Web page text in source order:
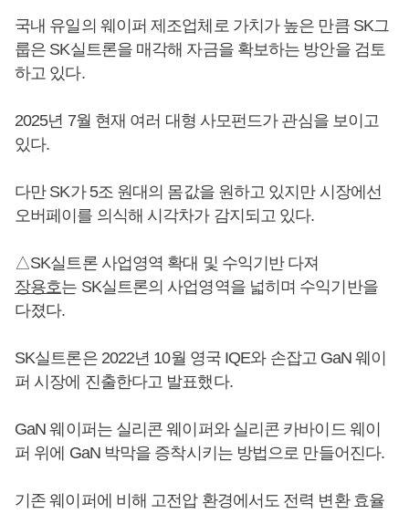
국내 유일의 웨이퍼 제조업체로 가치가 높은 만큼 SK그
룹은 SK실트론을 매각해 자금을 확보하는 방안을 검토
하고 있다.
2025년 7월 현재 여러 대형 사모펀드가 관심을 보이고
있다.
다만 SK가 5조 원대의 몸값을 원하고 있지만 시장에선
오버페이를 의식해 시각차가 감지되고 있다.
△SK실트론 사업영역 확대 및 수익기반 다져
장용호는 SK실트론의 사업영역을 넓히며 수익기반을
다졌다.
SK실트론은 2022년 10월 영국 IQE와 손잡고 GaN 웨이
퍼 시장에 진출한다고 발표했다.
GaN 웨이퍼는 실리콘 웨이퍼와 실리콘 카바이드 웨이
퍼 위에 GaN 박막을 증착시키는 방법으로 만들어진다.
기존 웨이퍼에 비해 고전압 환경에서도 전력 변환 효율